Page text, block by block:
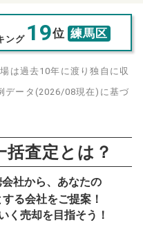
ング 19位 練馬区
は過去10年に渡り独自に収
データ(2026/08現在)に基づ
査定とは？
社から、あなたの
する会社をご提案！
く売却を目指そう！